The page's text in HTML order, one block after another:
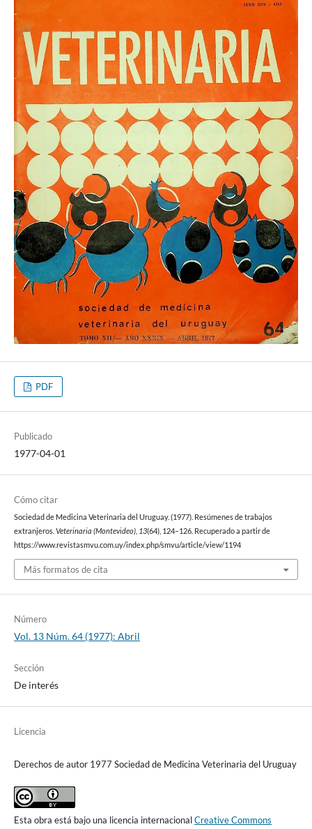
PDF
Publicado
1977-04-01
Cómo citar
Sociedad de Medicina Veterinaria del Uruguay. (1977). Resúmenes de trabajos
extranjeros. Veterinaria (Montevideo), 13(64), 124–126. Recuperado a partir de
https://www.revistasmvu.com.uy/index.php/smvu/article/view/1194
Más formatos de cita
Número
Vol. 13 Núm. 64 (1977): Abril
Sección
De interés
Licencia
Derechos de autor 1977 Sociedad de Medicina Veterinaria del Uruguay
Esta obra está bajo una licencia internacionalCreative Commons